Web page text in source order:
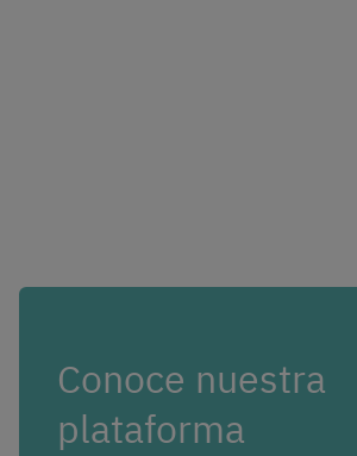
Conoce nuestra
plataforma